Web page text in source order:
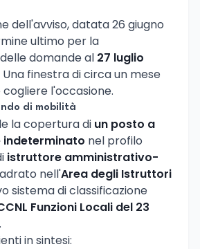
dell'avviso, datata 26 giugno
ultimo per la
domande al 27 luglio
Una finestra di circa un mese
l'occasione.
di mobilità
la copertura di un posto a
indeterminato nel profilo
istruttore amministrativo-
nell'Area degli Istruttori
sistema di classificazione
Funzioni Locali del 23
.
in sintesi: